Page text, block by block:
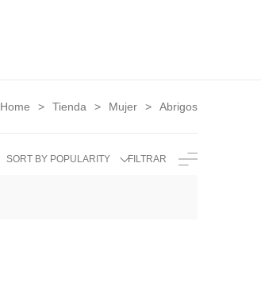
Home > Tienda > Mujer > Abrigos
SORT BY POPULARITY FILTRAR